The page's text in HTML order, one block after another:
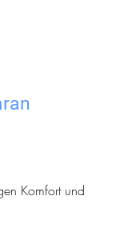
Komfort und